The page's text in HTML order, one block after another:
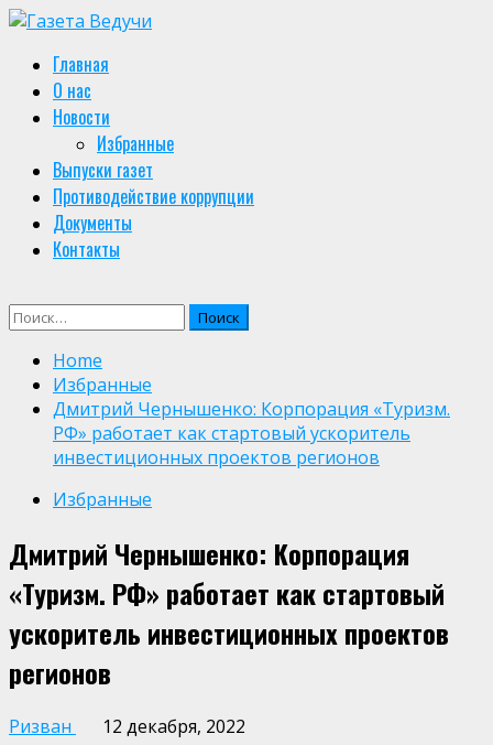
Skip
content
Primary
Menu
Главная
О нас
Новости
Избранные
Выпуски газет
Противодействие коррупции
Документы
Контакты
Найти:
Home
Избранные
Дмитрий Чернышенко: Корпорация «Туризм.
РФ» работает как стартовый ускоритель
инвестиционных проектов регионов
Избранные
Дмитрий Чернышенко: Корпорация
«Туризм. РФ» работает как стартовый
ускоритель инвестиционных проектов
регионов
Ризван
12 декабря, 2022